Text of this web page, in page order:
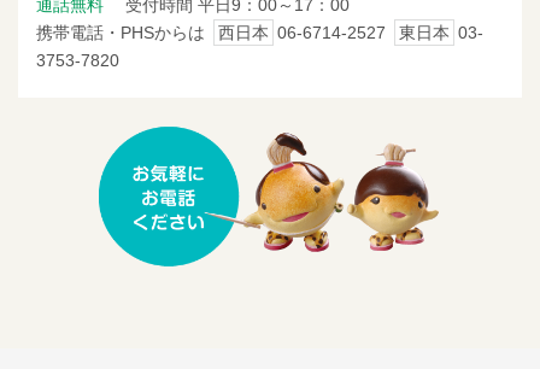
通話無料
受付時間 平日9：00～17：00
携帯電話・PHSからは
西日本 06-6714-2527 東日本 03-
3753-7820